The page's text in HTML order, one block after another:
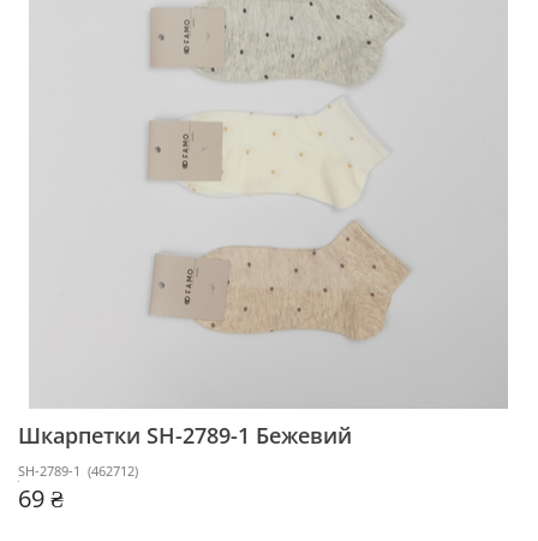
Шкарпетки SH-2789-1 Бежевий
SH-2789-1 (462712)
69 ₴